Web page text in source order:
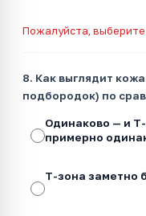
Пожалуйста,
8. Как выглядит
подбородок) по
Одинаково — и
примерно
Т-зона заметно